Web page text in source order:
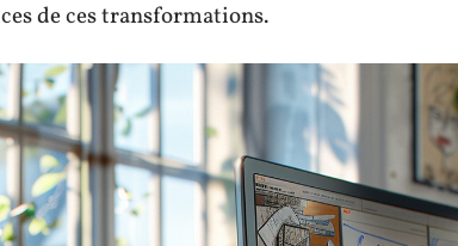
de ces transformations.